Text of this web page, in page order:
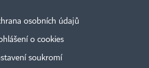
osobních údajů
o cookies
soukromí